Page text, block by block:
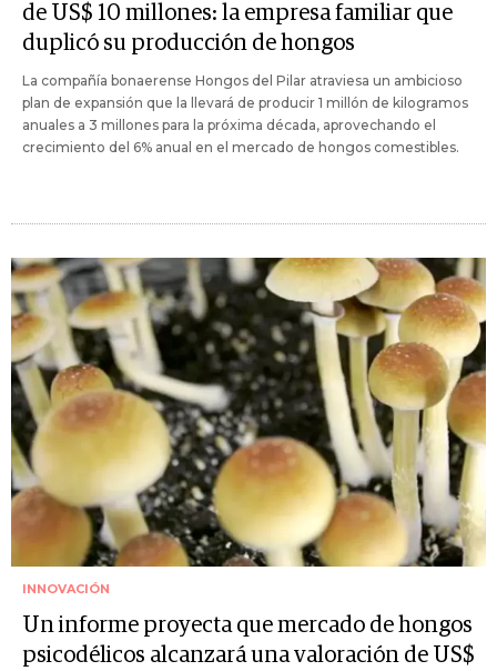
de US$ 10 millones: la empresa familiar que
duplicó su producción de hongos
La compañía bonaerense Hongos del Pilar atraviesa un ambicioso
plan de expansión que la llevará de producir 1 millón de kilogramos
anuales a 3 millones para la próxima década, aprovechando el
crecimiento del 6% anual en el mercado de hongos comestibles.
INNOVACIÓN
Un informe proyecta que mercado de hongos
psicodélicos alcanzará una valoración de US$